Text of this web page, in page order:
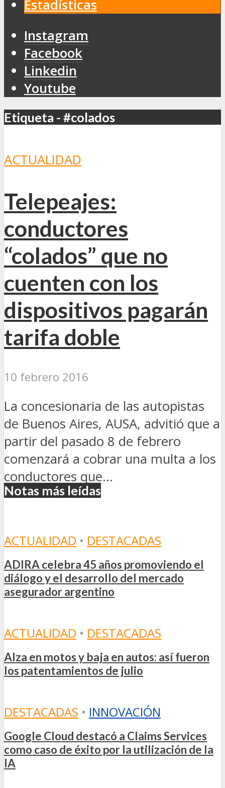
Estadísticas
Instagram
Facebook
Linkedin
Youtube
Etiqueta - #colados
ACTUALIDAD
Telepeajes:
conductores
“colados” que no
cuenten con los
dispositivos pagarán
tarifa doble
10 febrero 2016
La concesionaria de las autopistas
de Buenos Aires, AUSA, advitió que a
partir del pasado 8 de febrero
comenzará a cobrar una multa a los
conductores que...
Notas más leídas
ACTUALIDAD • DESTACADAS
ADIRA celebra 45 años promoviendo el
diálogo y el desarrollo del mercado
asegurador argentino
ACTUALIDAD • DESTACADAS
Alza en motos y baja en autos: así fueron
los patentamientos de julio
DESTACADAS • INNOVACIÓN
Google Cloud destacó a Claims Services
como caso de éxito por la utilización de la
IA